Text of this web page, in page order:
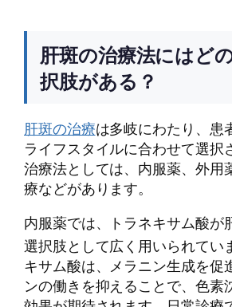
肝斑の治療法にはど
択肢がある？
肝斑の治療は多岐にわたり、患
ライフスタイルに合わせて選択
治療法としては、内服薬、外用
療などがあります。
内服薬では、トラネキサム酸が
選択肢として広く用いられてい
キサム酸は、メラニン生成を促
ンの働きを抑えることで、色素